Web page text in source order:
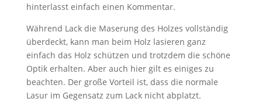
hinterlasst einfach einen Kommentar.
Während Lack die Maserung des Holzes vollständig
überdeckt, kann man beim Holz lasieren ganz
einfach das Holz schützen und trotzdem die schöne
Optik erhalten. Aber auch hier gilt es einiges zu
beachten. Der große Vorteil ist, dass die normale
Lasur im Gegensatz zum Lack nicht abplatzt.